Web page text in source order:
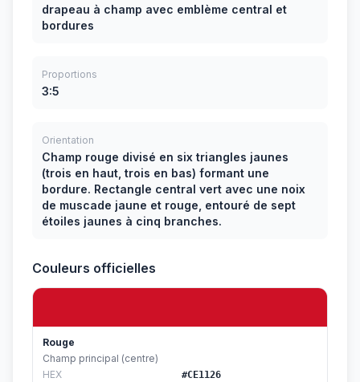
drapeau à champ avec emblème central et
bordures
Proportions
3:5
Orientation
Champ rouge divisé en six triangles jaunes
(trois en haut, trois en bas) formant une
bordure. Rectangle central vert avec une noix
de muscade jaune et rouge, entouré de sept
étoiles jaunes à cinq branches.
Couleurs officielles
Rouge
Champ principal (centre)
HEX
#CE1126